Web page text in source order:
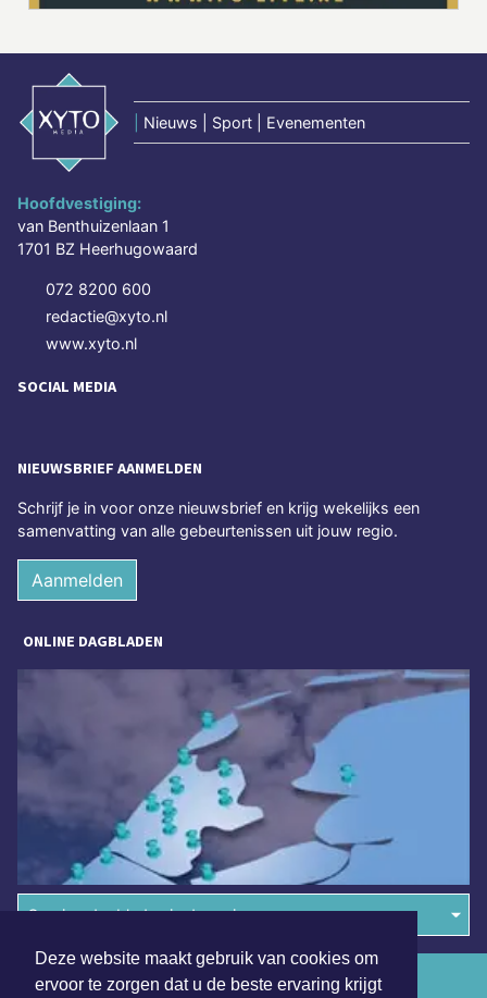
Deze website maakt gebruik van cookies om
ervoor te zorgen dat u de beste ervaring krijgt
Nieuws | Sport | Evenementen
Hoofdvestiging:
van Benthuizenlaan 1
1701 BZ Heerhugowaard
072 8200 600
redactie@xyto.nl
www.xyto.nl
SOCIAL MEDIA
NIEUWSBRIEF AANMELDEN
Schrijf je in voor onze nieuwsbrief en krijg wekelijks een
samenvatting van alle gebeurtenissen uit jouw regio.
Aanmelden
ONLINE DAGBLADEN
Overige dagbladen in de regio
Algemene voorwaarden